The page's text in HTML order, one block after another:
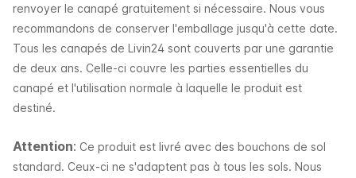
renvoyer le canapé gratuitement si nécessaire. Nous vous
recommandons de conserver l'emballage jusqu'à cette date.
Tous les canapés de Livin24 sont couverts par une garantie
de deux ans. Celle-ci couvre les parties essentielles du
canapé et l'utilisation normale à laquelle le produit est
destiné.
Attention: Ce produit est livré avec des bouchons de sol
standard. Ceux-ci ne s'adaptent pas à tous les sols. Nous